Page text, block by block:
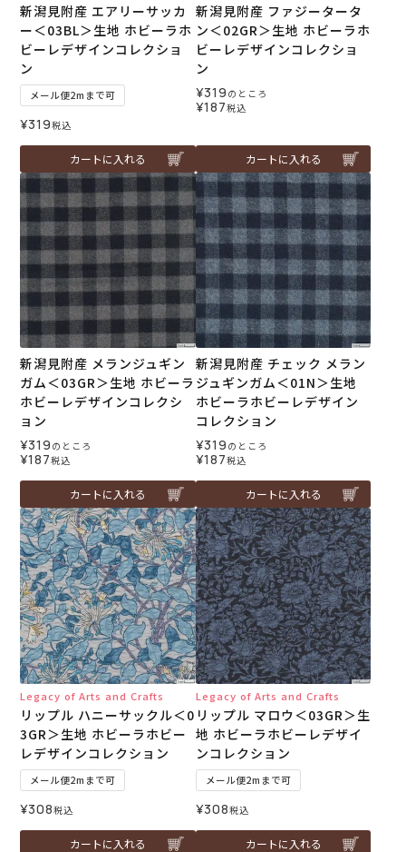
新潟見附産 エアリーサッカ
ー＜03BL＞生地 ホビーラホ
ビーレデザインコレクショ
ン
メール便2mまで可
¥319税込
カートに入れる
新潟見附産 ファジータータ
ン＜02GR＞生地 ホビーラホ
ビーレデザインコレクショ
ン
¥319 のところ
¥187税込
カートに入れる
新潟見附産 メランジュギン
ガム＜03GR＞生地 ホビーラ
ホビーレデザインコレクシ
ョン
¥319 のところ
¥187税込
カートに入れる
新潟見附産 チェック メラン
ジュギンガム＜01N＞生地
ホビーラホビーレデザイン
コレクション
¥319 のところ
¥187税込
カートに入れる
Legacy of Arts and Crafts
リップル ハニーサックル＜0
3GR＞生地 ホビーラホビー
レデザインコレクション
メール便2mまで可
¥308税込
カートに入れる
Legacy of Arts and Crafts
リップル マロウ＜03GR＞生
地 ホビーラホビーレデザイ
ンコレクション
メール便2mまで可
¥308税込
カートに入れる